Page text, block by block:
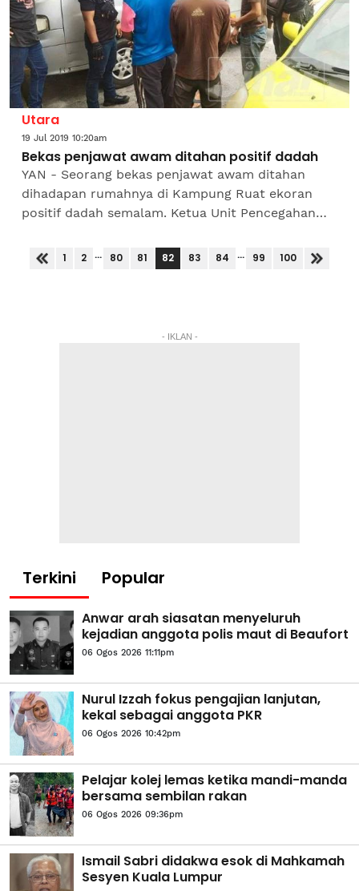
Utara
19 Jul 2019 10:20am
Bekas penjawat awam ditahan positif dadah
YAN - Seorang bekas penjawat awam ditahan
dihadapan rumahnya di Kampung Ruat ekoran
positif dadah semalam. Ketua Unit Pencegahan
Mohamad Farid Mohd Noor...
1 2 ... 80 81 82 83 84 ... 99 100
- IKLAN -
Terkini Popular
Anwar arah siasatan menyeluruh
kejadian anggota polis maut di Beaufort
06 Ogos 2026 11:11pm
Nurul Izzah fokus pengajian lanjutan,
kekal sebagai anggota PKR
06 Ogos 2026 10:42pm
Pelajar kolej lemas ketika mandi-manda
bersama sembilan rakan
06 Ogos 2026 09:36pm
Ismail Sabri didakwa esok di Mahkamah
Sesyen Kuala Lumpur